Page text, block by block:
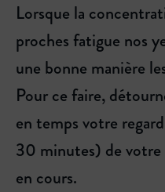
Lorsque la
proches fatigue nos
une bonne manière
Pour ce faire,
en temps votre
30 minutes) de votre
en cours.